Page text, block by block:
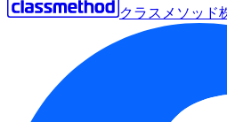
クラスメソッド